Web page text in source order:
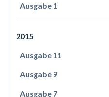
Ausgabe 1
2015
Ausgabe 11
Ausgabe 9
Ausgabe 7